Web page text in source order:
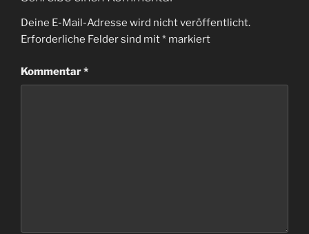
Deine E-Mail-Adresse wird nicht veröffentlicht.
Erforderliche Felder sind mit* markiert
Kommentar*